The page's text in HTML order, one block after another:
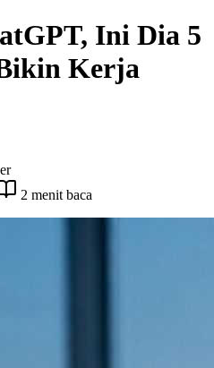
Ini Dia 5
Kerja
2 menit baca